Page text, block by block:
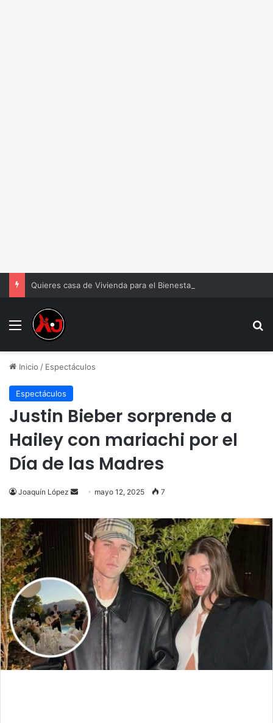
Quieres casa de Vivienda para el Bienestar 2026
Menu
Inicio / Espectáculos
Espectáculos
Justin Bieber sorprende a
Hailey con mariachi por el
Día de las Madres
Joaquín López
Send
email
mayo 12, 2025 7